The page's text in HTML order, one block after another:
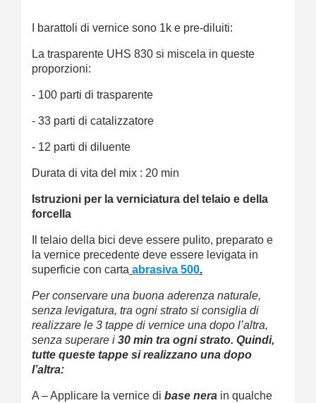
I barattoli di vernice sono 1k e pre-diluiti:
La trasparente UHS 830 si miscela in queste
proporzioni:
- 100 parti di trasparente
- 33 parti di catalizzatore
- 12 parti di diluente
Durata di vita del mix : 20 min
Istruzioni per la verniciatura del telaio e della
forcella
Il telaio della bici deve essere pulito, preparato e
la vernice precedente deve essere levigata in
superficie con carta abrasiva 500.
Per conservare una buona aderenza naturale,
senza levigatura, tra ogni strato si consiglia di
realizzare le 3 tappe di vernice una dopo l’altra,
senza superare i 30 min tra ogni strato. Quindi,
tutte queste tappe si realizzano una dopo
l’altra:
A – Applicare la vernice di base nera in qualche